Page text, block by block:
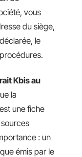
vous
du siège,
le
Kbis au
la
une fiche
: un
émis par le